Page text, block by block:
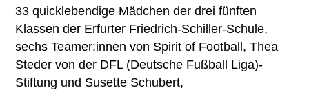
33 quicklebendige Mädchen der drei fünften
Klassen der Erfurter Friedrich-Schiller-Schule,
sechs Teamer:innen von Spirit of Football, Thea
Steder von der DFL (Deutsche Fußball Liga)-
Stiftung und Susette Schubert,